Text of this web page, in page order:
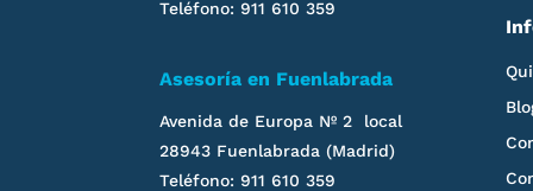
Teléfono: 911 610 359
Asesoría en Fuenlabrada
Avenida de Europa Nº 2 local
28943 Fuenlabrada (Madrid)
Teléfono: 911 610 359